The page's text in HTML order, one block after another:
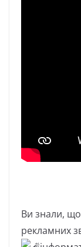
Ви знали,
рекламних